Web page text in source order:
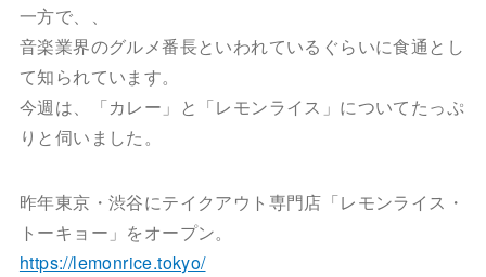
一方で、、
音楽業界のグルメ番長といわれているぐらいに食通とし
て知られています。
今週は、「カレー」と「レモンライス」についてたっぷ
りと伺いました。
昨年東京・渋谷にテイクアウト専門店「レモンライス・
トーキョー」をオープン。
https://lemonrice.tokyo/